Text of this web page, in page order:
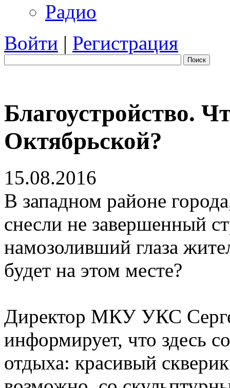
Радио
Войти | Регистрация
Поиск
Благоустройство.
Октябрьской?
15.08.2016
В западном районе
снесли не завершенный
намозоливший глаза
будет на этом месте?
Директор МКУ УКС
информирует, что здесь
отдыха: красивый